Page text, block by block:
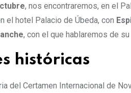
, nos encontraremos, en el
el hotel Palacio de Úbeda, con
, con el que hablaremos de
históricas
del Certamen Internacional de